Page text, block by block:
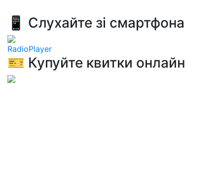
📱 Слухайте зі смартфона
RadioPlayer
🎫 Купуйте квитки онлайн